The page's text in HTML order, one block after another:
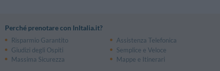
Perché prenotare con InItalia.it?
Risparmio Garantito
Assistenza Telefonica
Giudizi degli Ospiti
Semplice e Veloce
Massima Sicurezza
Mappe e Itinerari